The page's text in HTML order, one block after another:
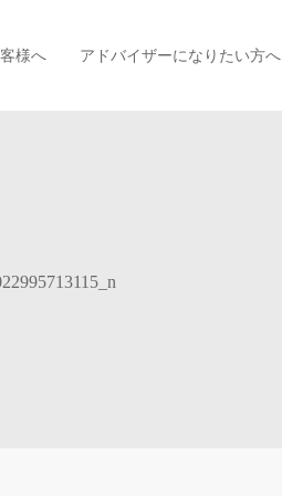
様へ アドバイザーになりたい方へ